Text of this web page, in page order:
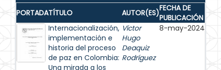
PORTADATÍTULO AUTOR(ES)FECHA DE
PUBLICACIÓN
Internacionalización,
implementación e
historia del proceso
de paz en Colombia:
Una mirada a los
Víctor
Hugo
Deaquiz
Rodríguez
8-may-2024